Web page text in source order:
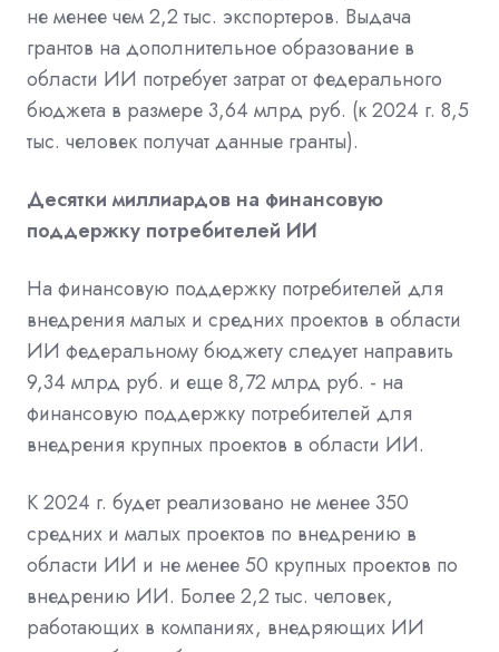
не менее чем 2,2 тыс. экспортеров. Выдача
грантов на дополнительное образование в
области ИИ потребует затрат от федерального
бюджета в размере 3,64 млрд руб. (к 2024 г. 8,5
тыс. человек получат данные гранты).
Десятки миллиардов на финансовую
поддержку потребителей ИИ
На финансовую поддержку потребителей для
внедрения малых и средних проектов в области
ИИ федеральному бюджету следует направить
9,34 млрд руб. и еще 8,72 млрд руб. - на
финансовую поддержку потребителей для
внедрения крупных проектов в области ИИ.
К 2024 г. будет реализовано не менее 350
средних и малых проектов по внедрению в
области ИИ и не менее 50 крупных проектов по
внедрению ИИ. Более 2,2 тыс. человек,
работающих в компаниях, внедряющих ИИ